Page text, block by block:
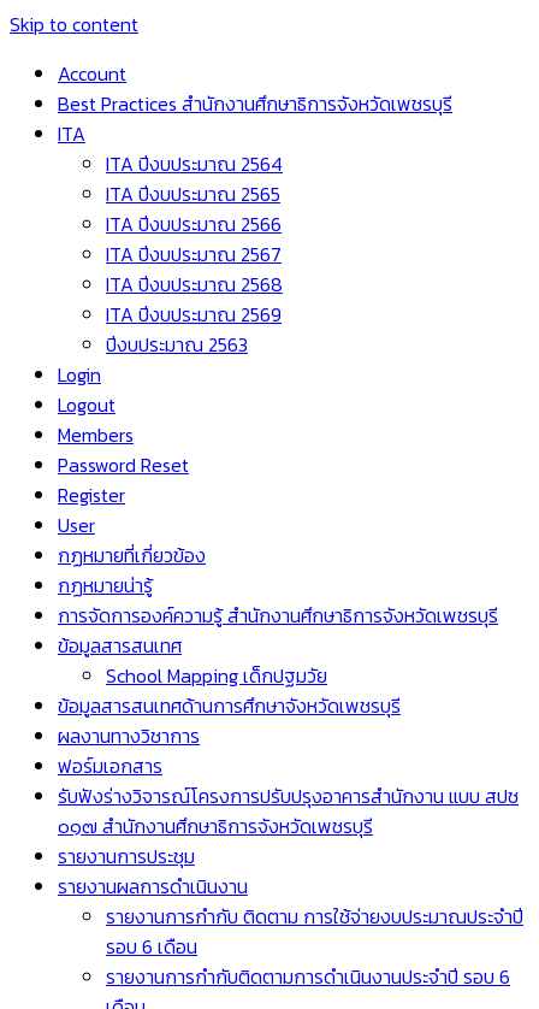
Skip to content
Account
Best Practices สำนักงานศึกษาธิการจังหวัดเพชรบุรี
ITA
ITA ปีงบประมาณ 2564
ITA ปีงบประมาณ 2565
ITA ปีงบประมาณ 2566
ITA ปีงบประมาณ 2567
ITA ปีงบประมาณ 2568
ITA ปีงบประมาณ 2569
ปีงบประมาณ 2563
Login
Logout
Members
Password Reset
Register
User
กฏหมายที่เกี่ยวข้อง
กฏหมายน่ารู้
การจัดการองค์ความรู้ สำนักงานศึกษาธิการจังหวัดเพชรบุรี
ข้อมูลสารสนเทศ
School Mapping เด็กปฐมวัย
ข้อมูลสารสนเทศด้านการศึกษาจังหวัดเพชรบุรี
ผลงานทางวิชาการ
ฟอร์มเอกสาร
รับฟังร่างวิจารณ์โครงการปรับปรุงอาคารสำนักงาน แบบ สปช
๐๑๗ สำนักงานศึกษาธิการจังหวัดเพชรบุรี
รายงานการประชุม
รายงานผลการดำเนินงาน
รายงานการกำกับ ติดตาม การใช้จ่ายงบประมาณประจำปี
รอบ 6 เดือน
รายงานการกำกับติดตามการดำเนินงานประจำปี รอบ 6